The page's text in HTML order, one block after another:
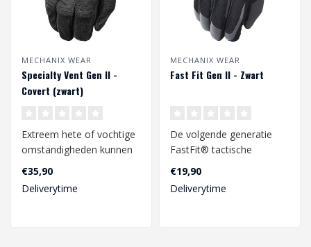
MECHANIX WEAR
Specialty Vent Gen II -
Covert (zwart)
Extreem hete of vochtige
omstandigheden kunnen
veroorzaken, wat kan ..
€35,90
Deliverytime
MECHANIX WEAR
Fast Fit Gen II - Zwart
De volgende generatie
FastFit® tactische
Neem het heft in..
€19,90
Deliverytime